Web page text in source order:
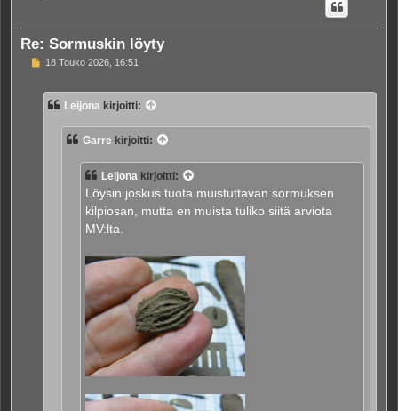
Re: Sormuskin löyty
V
s
18 Touko 2026, 16:51
Leijona kirjoitti:
Garre kirjoitti:
Leijona kirjoitti:
Löysin joskus tuota muistuttavan sormuksen
kilpiosan, mutta en muista tuliko siitä arviota
MV:lta.